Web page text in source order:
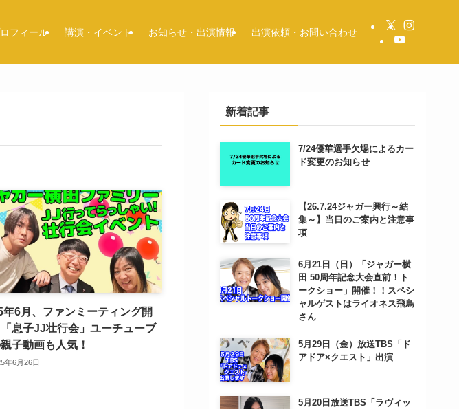
フィール 講演・イベント お知らせ・出演情報 出演依頼・お問い合わせ
年6月、ファンミーティング開
息子JJ壮行会」ユーチューブ
子動画も人気！
年6月26日
新着記事
7/24優華選手欠場によるカー
ド変更のお知らせ
【26.7.24ジャガー興行～結
集～】当日のご案内と注意事
項
6月21日（日）「ジャガー横
田 50周年記念大会直前！ト
ークショー」開催！！スペシ
ャルゲストはライオネス飛鳥
さん
5月29日（金）放送TBS「ド
アドア×クエスト」出演
5月20日放送TBS「ラヴィッ